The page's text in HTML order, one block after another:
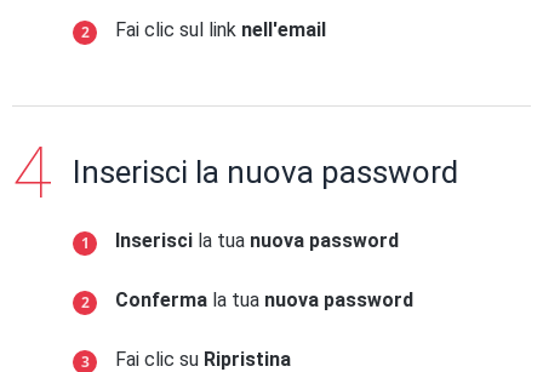
Fai clic sul link nell'email
Inserisci la nuova password
Inserisci la tua nuova password
Conferma la tua nuova password
Fai clic su Ripristina